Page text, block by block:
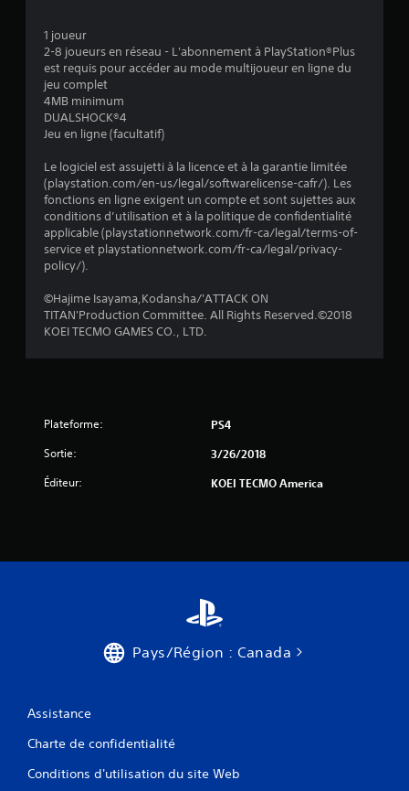
1 joueur
2-8 joueurs en réseau - L'abonnement à PlayStation®Plus
est requis pour accéder au mode multijoueur en ligne du
jeu complet
4MB minimum
DUALSHOCK®4
Jeu en ligne (facultatif)
Le logiciel est assujetti à la licence et à la garantie limitée
(playstation.com/en-us/legal/softwarelicense-cafr/). Les
fonctions en ligne exigent un compte et sont sujettes aux
conditions d’utilisation et à la politique de confidentialité
applicable (playstationnetwork.com/fr-ca/legal/terms-of-
service et playstationnetwork.com/fr-ca/legal/privacy-
policy/).
©Hajime Isayama,Kodansha/'ATTACK ON
TITAN'Production Committee. All Rights Reserved.©2018
KOEI TECMO GAMES CO., LTD.
Plateforme: PS4
Sortie: 3/26/2018
Éditeur: KOEI TECMO America
Pays/Région : Canada
Assistance
Charte de confidentialité
Conditions d'utilisation du site Web